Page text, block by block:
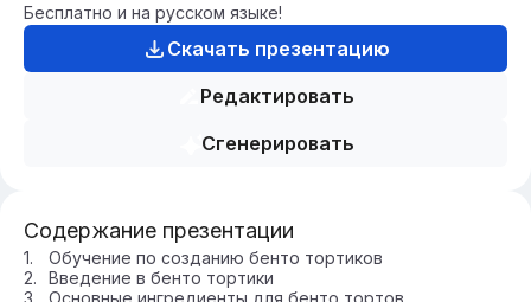
Бесплатно и на русском языке!
Скачать презентацию
Редактировать
Сгенерировать
Содержание презентации
Обучение по созданию бенто тортиков
Введение в бенто тортики
Основные ингредиенты для бенто тортов